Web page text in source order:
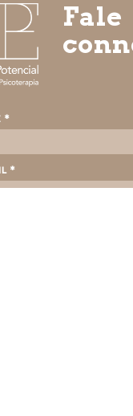
Fale
*
*